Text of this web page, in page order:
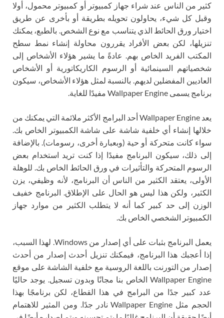
كثير من الناس عند شراء جهاز كمبيوتر أو كمبيوتر محمول، أولا
وقبل كل شيء، يحاولون تحويله بطريقة أو بأخرى عن طريق
اختيار ورق الحائط الذي يتناسب مع نوع الشخص. بالطبع، يمكنك
تنزيلها، لكن بعض الأفراد يقررون محاولة إنشاء نمط سطح
المكتب الفريد الخاص بهم. عادةً ما يشير هؤلاء الأشخاص إلى
شخصياتهم السينمائية أو الرسوم الكاريكاتورية أو الأشخاص
العاديين المفضلين لديهم. بالنسبة لمثل هؤلاء الأشخاص، سيكون
برنامج يسمى Wallpaper Engine مفيدًا للغاية.
يعد Wallpaper Engine أحد البرامج الأكثر ملائمة التي يمكنك من
خلالها إنشاء أي خلفية شاشة على شاشة الكمبيوتر الخاص بك.
سواء كانت متحركة أو حية (وبعبارة أخرى، رسومات). بالإضافة
إلى ذلك، سيكون البرنامج مفيدًا إذا كنت تريد استخدام بعض
الرسوم المتحركة والتأثيرات في ورق الحائط الخاص بك. للوهلة
الأولى، يعتقد الكثير من الناس أن البرنامج، لأنه وظيفي، يزن
الكثير، ولكن هذا ليس هو الحال على الإطلاق. البرنامج خفيف
الوزن إلى حد كبير كما أنه لا يتطلب الكثير من موارد جهاز
الكمبيوتر الشخصي الخاص بك.
يعمل البرنامج بثبات على أي إصدار من Windows. لهذا السبب،
إذا أعجبك هذا البرنامج، فيمكنك تنزيل أحدث إصدار من أحدث
إصدار من التورنت باللغة الروسية مع خلفية الشاشة على موقع
Wallpaper Engine الخاص بنا مجانًا وبدون تسجيل. يوجد حاليًا
عدد كبير جدًا من البرامج في هذا القطاع، لكن برنامجًا بهذا
الحجم مثل Wallpaper Engine نادر جدًا. ومن المثير للاهتمام